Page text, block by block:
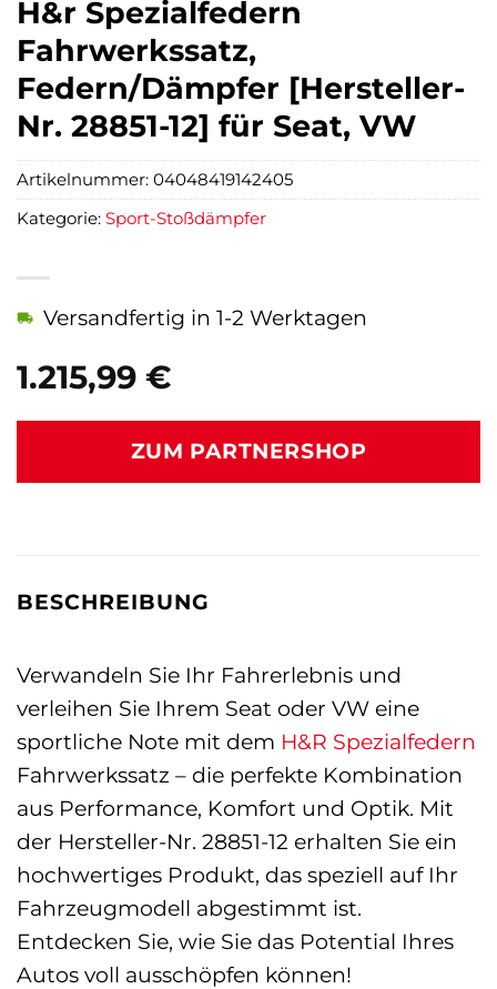
H&r Spezialfedern
Fahrwerkssatz,
Federn/Dämpfer [Hersteller-
Nr. 28851-12] für Seat, VW
1.215,99 €
Versandfertig in 1-2 Werktagen
ZUM PARTNERSHOP
Artikelnummer: 04048419142405
Kategorie: Sport-Stoßdämpfer
BESCHREIBUNG
Verwandeln Sie Ihr Fahrerlebnis und
verleihen Sie Ihrem Seat oder VW eine
sportliche Note mit dem H&R Spezialfedern
Fahrwerkssatz – die perfekte Kombination
aus Performance, Komfort und Optik. Mit
der Hersteller-Nr. 28851-12 erhalten Sie ein
hochwertiges Produkt, das speziell auf Ihr
Fahrzeugmodell abgestimmt ist.
Entdecken Sie, wie Sie das Potential Ihres
Autos voll ausschöpfen können!